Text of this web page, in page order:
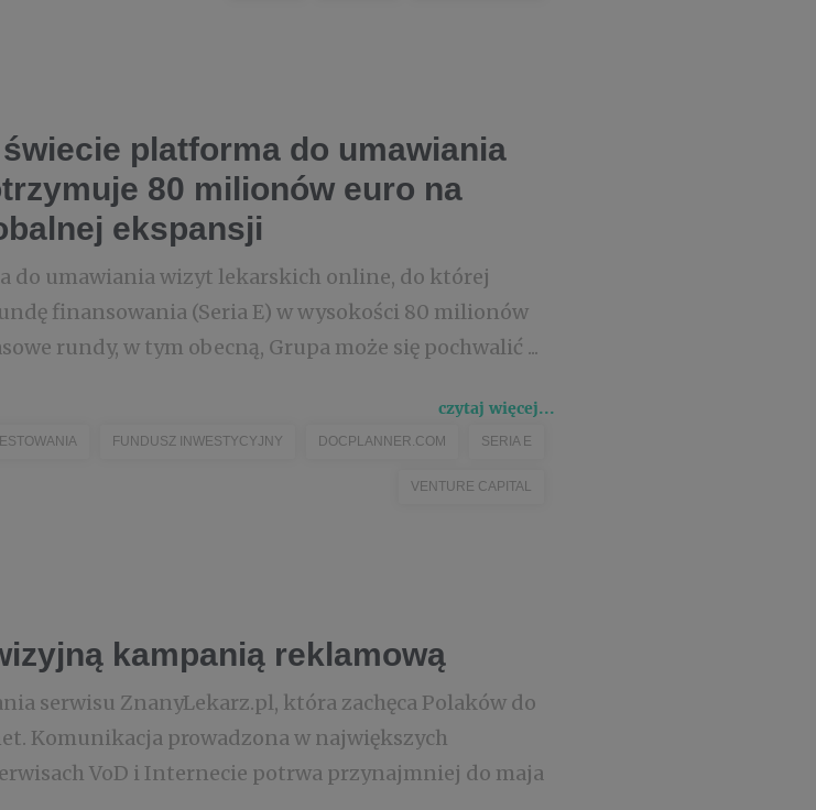
platforma do umawiania
80 milionów euro na
ekspansji
do umawiania wizyt lekarskich online, do której
finansowania (Seria E) w wysokości 80 milionów
rundy, w tym obecną, Grupa może się pochwalić ...
czytaj więcej...
FUNDUSZ INWESTYCYJNY DOCPLANNER.COM SERIA E
VENTURE CAPITAL
kampanią reklamową
serwisu ZnanyLekarz.pl, która zachęca Polaków do
Komunikacja prowadzona w największych
VoD i Internecie potrwa przynajmniej do maja